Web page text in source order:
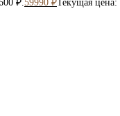
₽. 59990 ₽Текущая цена: